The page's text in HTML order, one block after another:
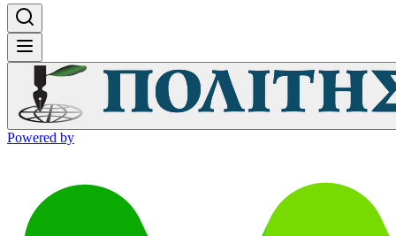
Powered by